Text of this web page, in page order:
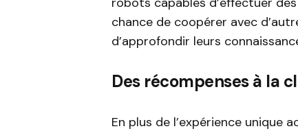
chance de coopérer avec
d’approfondir leurs
Des récompenses à la
En plus de l’expérience unique